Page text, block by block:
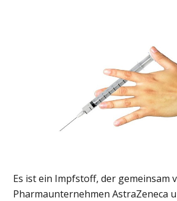
Es ist ein Impfstoff, der gemeinsam
Pharmaunternehmen AstraZeneca